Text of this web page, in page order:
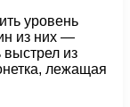
уровень
из них —
из
лежащая